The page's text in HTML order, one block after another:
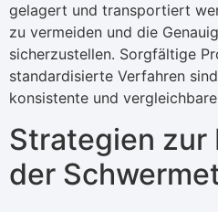
gelagert und transportiert
zu vermeiden und die
sicherzustellen. Sorgfältige
standardisierte Verfahren
konsistente und
Strategien zur
der